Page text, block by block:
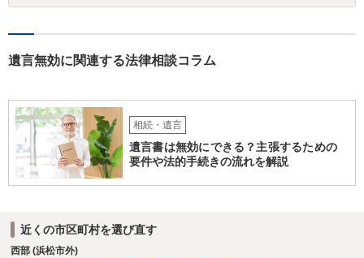
弁護士に事情等を説明して個別に相談した方がよいように思います。
遺言無効に関連する法律相談コラム
相続・遺言
遺言書は無効にできる？主張するための
要件や法的手続きの流れを解説
近くの市区町村を選び直す
西部 (浜松市外)